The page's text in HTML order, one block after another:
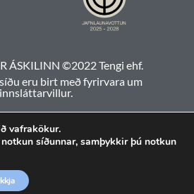
ÁSKILINN ©2022 Tengi ehf.
eru birt með fyrirvara um
innsláttarvillur.
vafrakökur.
síðunnar, samþykkir þú notkun